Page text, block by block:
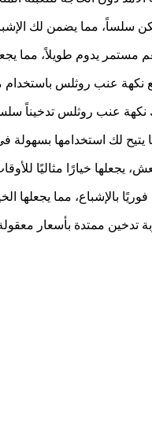
يدوم طويلاً، مما
عنب روثلس باستخدام
لك نكهة عنب روثلس
يتيح لك استخدامها
يجعلها خيارًا مثاليًا